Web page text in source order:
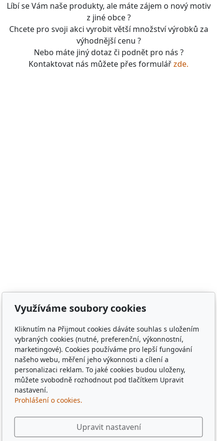
Líbí se Vám naše produkty, ale máte zájem o nový motiv
z jiné obce ?
Chcete pro svoji akci vyrobit větší množství výrobků za
výhodnější cenu ?
Nebo máte jiný dotaz či podnět pro nás ?
Kontaktovat nás můžete přes formulářzde.
Vránov, Krchleby, Ohučov, Březí, Němčice, Horšovský
Týn, obec Bělá nad Radbuzou, obec Hostouň, město
Klatovy, město Příbram, město Sušice, město Plzeň,
město Liberec, město Praha, Dubaj, Dubai, dřevěné
tácky, pohádkové tácky, pivní tácky, sběratelské tácky,
sběratelské známky, turistické známky, třídní sraz, sraz
po 10 letech, sraz gymplu, sraz gymnázia, sraz ze
střední, sraz z vysoké, spolužáci, památka,
pamětihodnost, malebná místa, plates, Řím, Paříž,
Rome , Paris, München, Munig, Oktoberfest, Zapft
Využíváme soubory cookies
Kliknutím na Přijmout cookies dáváte souhlas s uložením
vybraných cookies (nutné, preferenční, výkonnostní,
marketingové). Cookies používáme pro lepší fungování
našeho webu, měření jeho výkonnosti a cílení a
personalizaci reklam. To jaké cookies budou uloženy,
můžete svobodně rozhodnout pod tlačítkem Upravit
nastavení.
Prohlášení o cookies.
Upravit nastavení